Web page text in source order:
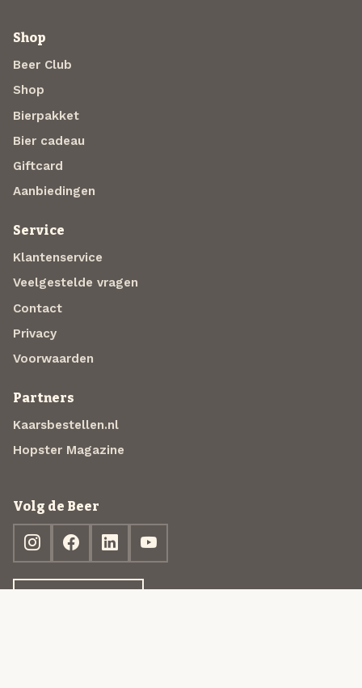
Shop
Beer Club
Shop
Bierpakket
Bier cadeau
Giftcard
Aanbiedingen
Service
Klantenservice
Veelgestelde vragen
Contact
Privacy
Voorwaarden
Partners
Kaarsbestellen.nl
Hopster Magazine
Volg de Beer